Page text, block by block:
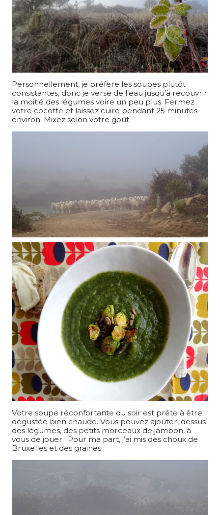
Personnellement, je préfère les soupes plutôt
consistantes, donc je verse de l’eau jusqu’à recouvrir
la moitié des légumes voire un peu plus. Fermez
votre cocotte et laissez cuire pendant 25 minutes
environ. Mixez selon votre goût.
Votre soupe réconfortante du soir est prête à être
dégustée bien chaude. Vous pouvez ajouter, dessus
des légumes, des petits morceaux de jambon, à
vous de jouer ! Pour ma part, j’ai mis des choux de
Bruxelles et des graines.